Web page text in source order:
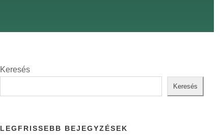
Keresés
Keresés
LEGFRISSEBB BEJEGYZÉSEK